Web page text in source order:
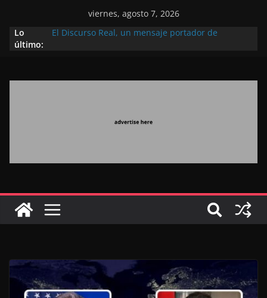
viernes, agosto 7, 2026
Lo
último:
El Discurso Real, un mensaje portador de
Extranjero: al servicio de los grandes proyectos de
Marruecos gracias a una visión estratégica
destinada a consolidar la posición de Marruecos
en una economía mundial competitiva (politólogo
marroquí-estadounidense)